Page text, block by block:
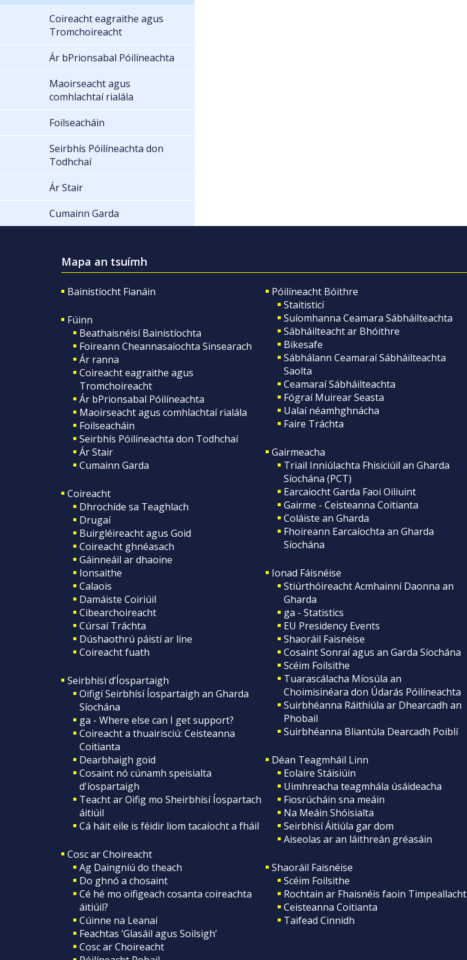
Coireacht eagraithe agus
Tromchoireacht
Ár bPrionsabal Póilíneachta
Maoirseacht agus
comhlachtaí rialála
Foilseacháin
Seirbhís Póilíneachta don
Todhchaí
Ár Stair
Cumainn Garda
Mapa an tsuímh
Bainistíocht Fianáin
Fúinn
Beathaisnéisí Bainistíochta
Foireann Cheannasaíochta Sinsearach
Ár ranna
Coireacht eagraithe agus
Tromchoireacht
Ár bPrionsabal Póilíneachta
Maoirseacht agus comhlachtaí rialála
Foilseacháin
Seirbhís Póilíneachta don Todhchaí
Ár Stair
Cumainn Garda
Coireacht
Dhrochíde sa Teaghlach
Drugaí
Buirgléireacht agus Goid
Coireacht ghnéasach
Gáinneáil ar dhaoine
Ionsaithe
Calaois
Damáiste Coiriúil
Cibearchoireacht
Cúrsaí Tráchta
Dúshaothrú páistí ar líne
Coireacht fuath
Seirbhísí d’Íospartaigh
Oifigí Seirbhísí Íospartaigh an Gharda
Síochána
ga - Where else can I get support?
Coireacht a thuairisciú: Ceisteanna
Coitianta
Dearbhaigh goid
Cosaint nó cúnamh speisialta
d'íospartaigh
Teacht ar Oifig mo Sheirbhísí Íospartach
áitiúil
Cá háit eile is féidir liom tacaíocht a fháil
Cosc ar Choireacht
Ag Daingniú do theach
Do ghnó a chosaint
Cé hé mo oifigeach cosanta coireachta
áitiúil?
Cúinne na Leanaí
Feachtas ‘Glasáil agus Soilsigh’
Cosc ar Choireacht
Póilíneacht Bóithre
Staitisticí
Suíomhanna Ceamara Sábháilteachta
Sábháilteacht ar Bhóithre
Bikesafe
Sábhálann Ceamaraí Sábháilteachta
Saolta
Ceamaraí Sábháilteachta
Fógraí Muirear Seasta
Ualaí néamhghnácha
Faire Tráchta
Gairmeacha
Triail Inniúlachta Fhisiciúil an Gharda
Síochána (PCT)
Earcaiocht Garda Faoi Oiliuint
Gairme - Ceisteanna Coitianta
Coláiste an Gharda
Fhoireann Earcaíochta an Gharda
Síochána
Ionad Fáisnéise
Stiúrthóireacht Acmhainní Daonna an
Gharda
ga - Statistics
EU Presidency Events
Shaoráil Faisnéise
Cosaint Sonraí agus an Garda Síochána
Scéim Foilsithe
Tuarascálacha Míosúla an
Choimisinéara don Údarás Póilíneachta
Suirbhéanna Ráithiúla ar Dhearcadh an
Phobail
Suirbhéanna Bliantúla Dearcadh Poiblí
Déan Teagmháil Linn
Eolaire Stáisiúin
Uimhreacha teagmhála úsáideacha
Fiosrúcháin sna meáin
Na Meáin Shóisialta
Seirbhísí Áitiúla gar dom
Aiseolas ar an láithreán gréasáin
Shaoráil Faisnéise
Scéim Foilsithe
Rochtain ar Fhaisnéis faoin Timpeallacht
Ceisteanna Coitianta
Taifead Cinnidh